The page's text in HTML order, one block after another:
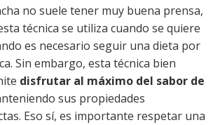
no suele tener muy buena prensa,
técnica se utiliza cuando se quiere
es necesario seguir una dieta por
Sin embargo, esta técnica bien
disfrutar al máximo del sabor de
sus propiedades
Eso sí, es importante respetar una